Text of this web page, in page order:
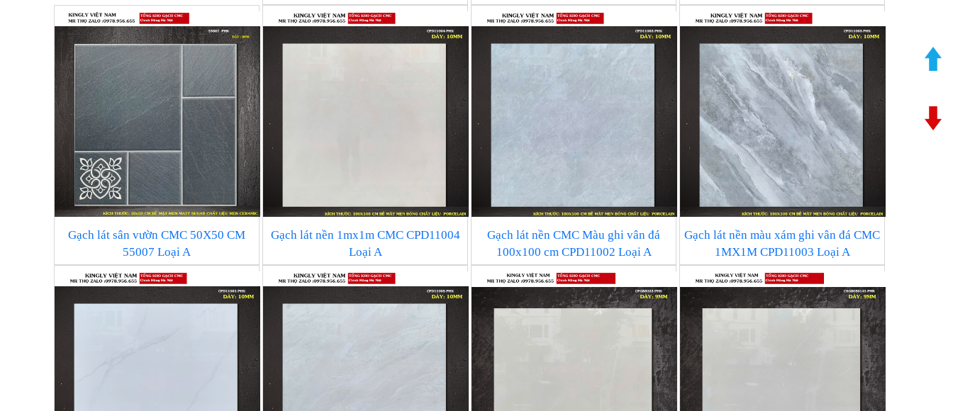
Gạch lát sân vườn CMC 50X50 CM
55007 Loại A
Gạch lát nền 1mx1m CMC CPD11004
Loại A
Gạch lát nền CMC Màu ghi vân đá
100x100 cm CPD11002 Loại A
Gạch lát nền màu xám ghi vân đá CMC
1MX1M CPD11003 Loại A